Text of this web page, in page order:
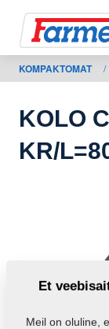
Farmeti
pood
KOMPAKTOMAT /
KOLO
KR/
Et
Meil on oluline,